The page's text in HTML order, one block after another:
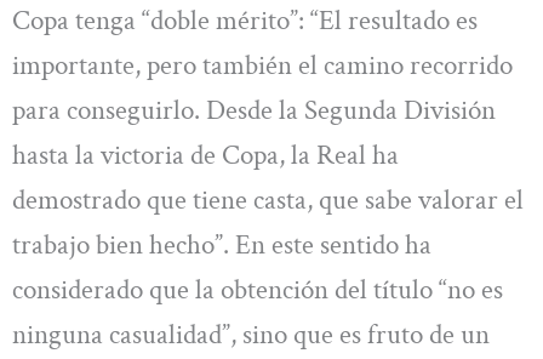
Copa tenga “doble mérito”: “El resultado es
importante, pero también el camino recorrido
para conseguirlo. Desde la Segunda División
hasta la victoria de Copa, la Real ha
demostrado que tiene casta, que sabe valorar el
trabajo bien hecho”. En este sentido ha
considerado que la obtención del título “no es
ninguna casualidad”, sino que es fruto de un